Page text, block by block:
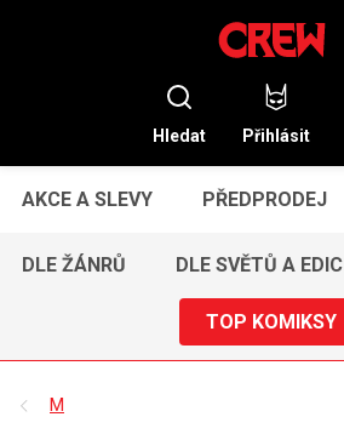
Hledat Přihlásit
AKCE A SLEVY PŘEDPRODEJ
DLE ŽÁNRŮ DLE SVĚTŮ A EDIC
TOP KOMIKSY
M